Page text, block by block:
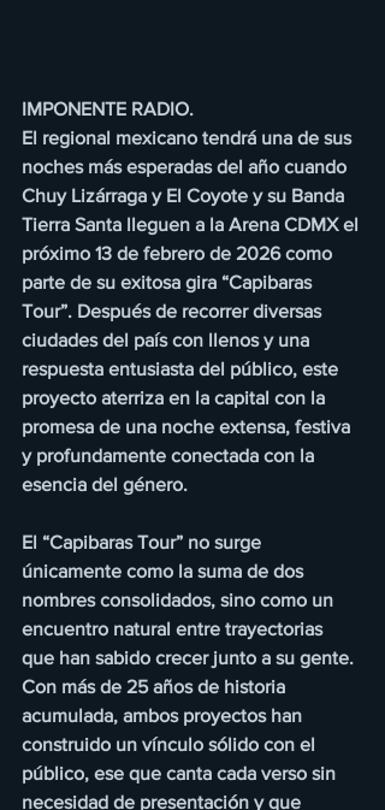
IMPONENTE RADIO.
El regional mexicano tendrá una de sus
noches más esperadas del año cuando
Chuy Lizárraga y El Coyote y su Banda
Tierra Santa lleguen a la Arena CDMX el
próximo 13 de febrero de 2026 como
parte de su exitosa gira “Capibaras
Tour”. Después de recorrer diversas
ciudades del país con llenos y una
respuesta entusiasta del público, este
proyecto aterriza en la capital con la
promesa de una noche extensa, festiva
y profundamente conectada con la
esencia del género.
El “Capibaras Tour” no surge
únicamente como la suma de dos
nombres consolidados, sino como un
encuentro natural entre trayectorias
que han sabido crecer junto a su gente.
Con más de 25 años de historia
acumulada, ambos proyectos han
construido un vínculo sólido con el
público, ese que canta cada verso sin
necesidad de presentación y que